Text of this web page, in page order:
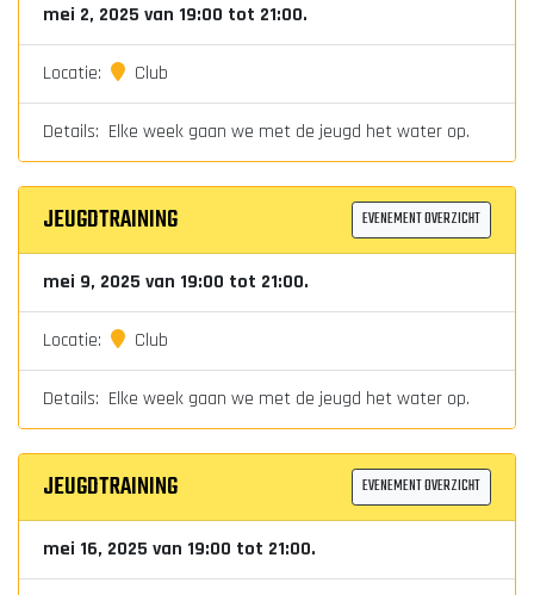
mei 2, 2025 van 19:00 tot 21:00.
Locatie: Club
Details: Elke week gaan we met de jeugd het water op.
JEUGDTRAINING EVENEMENT OVERZICHT
mei 9, 2025 van 19:00 tot 21:00.
Locatie: Club
Details: Elke week gaan we met de jeugd het water op.
JEUGDTRAINING EVENEMENT OVERZICHT
mei 16, 2025 van 19:00 tot 21:00.